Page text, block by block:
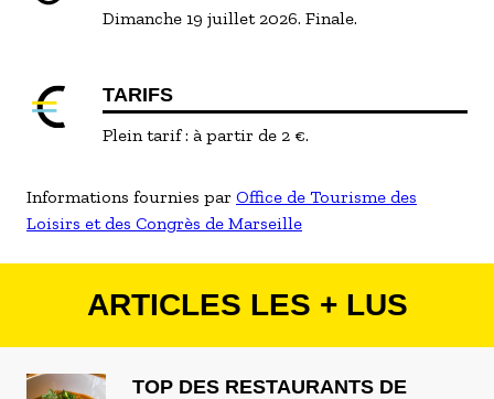
Dimanche 19 juillet 2026. Finale.
TARIFS
Plein tarif : à partir de 2 €.
Informations fournies par Office de Tourisme des
Loisirs et des Congrès de Marseille
ARTICLES LES + LUS
TOP DES RESTAURANTS DE